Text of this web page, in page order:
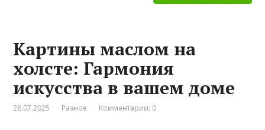
Картины маслом на
холсте: Гармония
искусства в вашем доме
28.07.2025 Разное Комментарии: 0